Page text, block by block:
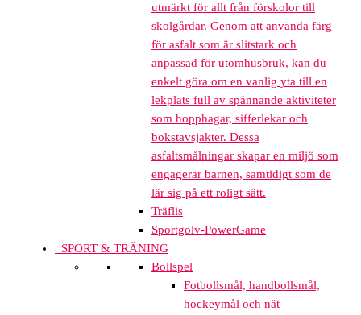
utmärkt för allt från förskolor till
skolgårdar. Genom att använda färg
för asfalt som är slitstark och
anpassad för utomhusbruk, kan du
enkelt göra om en vanlig yta till en
lekplats full av spännande aktiviteter
som hopphagar, sifferlekar och
bokstavsjakter. Dessa
asfaltsmålningar skapar en miljö som
engagerar barnen, samtidigt som de
lär sig på ett roligt sätt.
Träflis
Sportgolv-PowerGame
SPORT & TRÄNING
Bollspel
Fotbollsmål, handbollsmål,
hockeymål och nät